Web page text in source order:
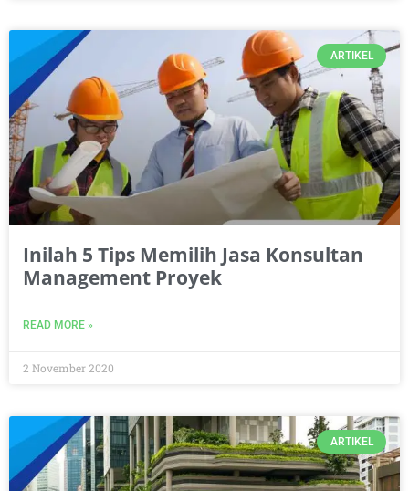
ARTIKEL
Inilah 5 Tips Memilih Jasa Konsultan
Management Proyek
READ MORE »
2 November 2020
ARTIKEL